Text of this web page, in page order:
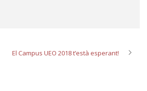
El Campus UEO 2018 t’està esperant!